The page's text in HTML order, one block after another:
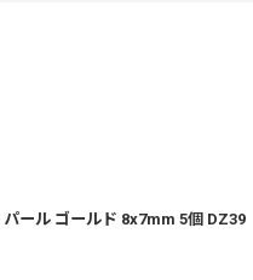
絞り込む
ール ゴールド 8x7mm 5個 DZ39